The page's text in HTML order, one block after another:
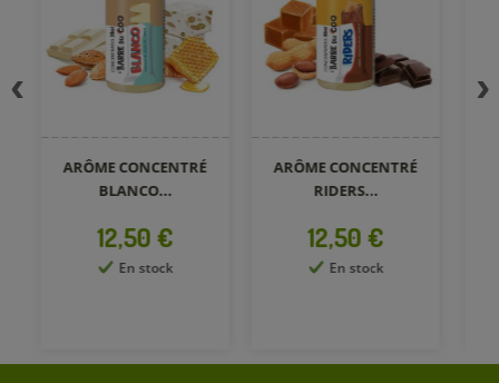
ARÔME CONCENTRÉ
BLANCO...
Prix
12,50 €
En stock
ARÔME CONCENTRÉ
RIDERS...
Prix
12,50 €
En stock